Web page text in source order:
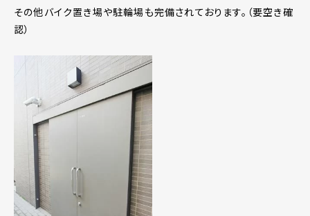
その他バイク置き場や駐輪場も完備されております。（要空き確
認）